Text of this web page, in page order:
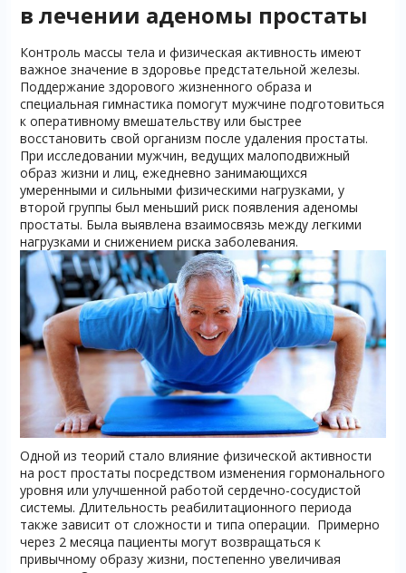
в лечении аденомы простаты
Контроль массы тела и физическая активность имеют
важное значение в здоровье предстательной железы.
Поддержание здорового жизненного образа и
специальная гимнастика помогут мужчине подготовиться
к оперативному вмешательству или быстрее
восстановить свой организм после удаления простаты.
При исследовании мужчин, ведущих малоподвижный
образ жизни и лиц, ежедневно занимающихся
умеренными и сильными физическими нагрузками, у
второй группы был меньший риск появления аденомы
простаты. Была выявлена взаимосвязь между легкими
нагрузками и снижением риска заболевания.
Одной из теорий стало влияние физической активности
на рост простаты посредством изменения гормонального
уровня или улучшенной работой сердечно-сосудистой
системы. Длительность реабилитационного периода
также зависит от сложности и типа операции. Примерно
через 2 месяца пациенты могут возвращаться к
привычному образу жизни, постепенно увеличивая